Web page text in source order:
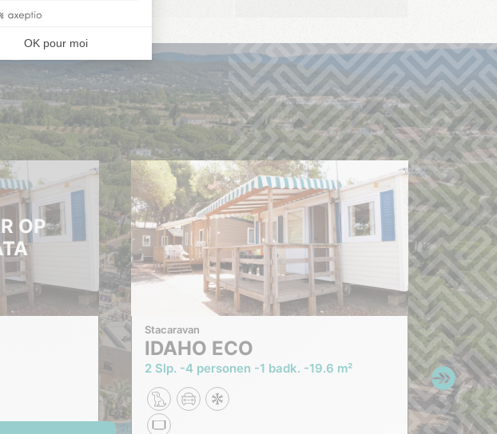
OP
Stacaravan
IDAHO ECO
2 Slp. 4 personen 1 badk. 19.6 m²
COLORADO
ECO
2 Slp.
badk.